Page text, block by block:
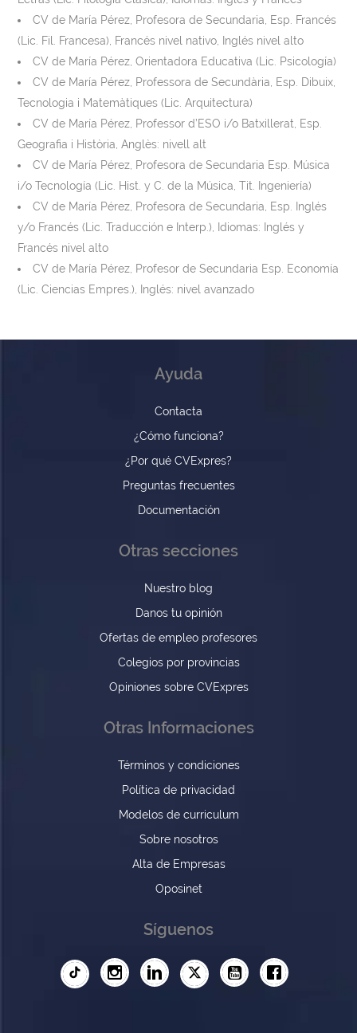
CV de María Pérez, Profesora de Secundaria, Esp. Francés
(Lic. Fil. Francesa), Francés nivel nativo, Inglés nivel alto
CV de María Pérez, Orientadora Educativa (Lic. Psicología)
CV de María Pérez, Professora de Secundària, Esp. Dibuix,
Tecnologia i Matemàtiques (Lic. Arquitectura)
CV de María Pérez, Professor d’ESO i/o Batxillerat, Esp.
Geografia i Història, Anglès: nivell alt
CV de María Pérez, Profesora de Secundaria Esp. Música
i/o Tecnología (Lic. Hist. y C. de la Música, Tit. Ingeniería)
CV de María Pérez, Profesora de Secundaria, Esp. Inglés
y/o Francés (Lic. Traducción e Interp.), Idiomas: Inglés y
Francés nivel alto
CV de María Pérez, Profesor de Secundaria Esp. Economía
(Lic. Ciencias Empres.), Inglés: nivel avanzado
Ayuda
Contacta
¿Cómo funciona?
¿Por qué CVExpres?
Preguntas frecuentes
Documentación
Otras secciones
Nuestro blog
Danos tu opinión
Ofertas de empleo profesores
Colegios por provincias
Opiniones sobre CVExpres
Otras Informaciones
Términos y condiciones
Política de privacidad
Modelos de curriculum
Sobre nosotros
Alta de Empresas
Oposinet
Síguenos